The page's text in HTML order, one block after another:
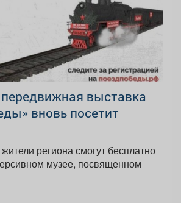
выставка
вновь посетит
региона смогут бесплатно
музее, посвященном